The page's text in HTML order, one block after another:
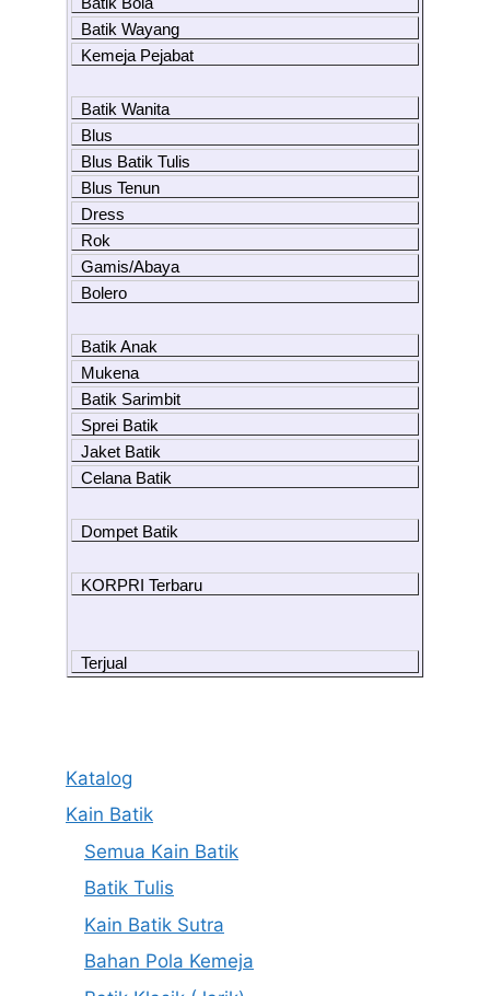
Batik Wayang
Kemeja Pejabat
Batik Wanita
Blus
Blus Batik Tulis
Blus Tenun
Dress
Rok
Gamis/Abaya
Bolero
Batik Anak
Mukena
Batik Sarimbit
Sprei Batik
Jaket Batik
Celana Batik
Dompet Batik
KORPRI Terbaru
Terjual
Katalog
Kain Batik
Semua Kain Batik
Batik Tulis
Kain Batik Sutra
Bahan Pola Kemeja